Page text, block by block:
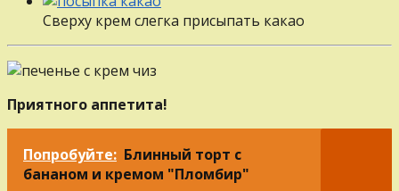
Сверху крем слегка присыпать какао
Приятного аппетита!
Попробуйте: Блинный торт с
бананом и кремом "Пломбир"